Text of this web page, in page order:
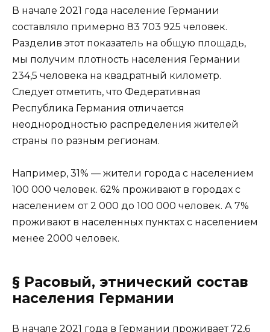
В начале 2021 года население Германии
составляло примерно 83 703 925 человек.
Разделив этот показатель на общую площадь,
мы получим плотность населения Германии
234,5 человека на квадратный километр.
Следует отметить, что Федеративная
Республика Германия отличается
неоднородностью распределения жителей
страны по разным регионам.
Например, 31% — жители города с населением
100 000 человек. 62% проживают в городах с
населением от 2 000 до 100 000 человек. А 7%
проживают в населенных пунктах с населением
менее 2000 человек.
§ Расовый, этнический состав
населения Германии
В начале 2021 года в Германии проживает 72,6